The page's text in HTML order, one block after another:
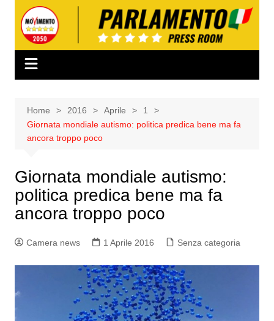
contenuto
Home 2016 Aprile
1
Giornata mondiale autismo: politica predica bene ma fa
ancora troppo poco
Giornata mondiale autismo:
politica predica bene ma fa
ancora troppo poco
Camera news 1 Aprile 2016 Senza categoria